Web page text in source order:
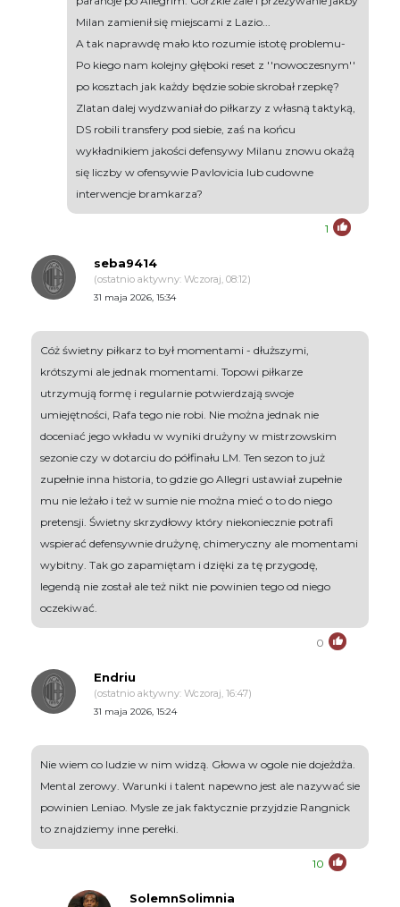
Milan zamienił się miejscami z Lazio...
A tak naprawdę mało kto rozumie istotę problemu-
Po kiego nam kolejny głęboki reset z ''nowoczesnym''
po kosztach jak każdy będzie sobie skrobał rzepkę?
Zlatan dalej wydzwaniał do piłkarzy z własną taktyką,
DS robili transfery pod siebie, zaś na końcu
wykładnikiem jakości defensywy Milanu znowu okażą
się liczby w ofensywie Pavlovicia lub cudowne
interwencje bramkarza?
1
seba9414
(ostatnio aktywny: Wczoraj, 08:12)
31 maja 2026, 15:34
Cóż świetny piłkarz to był momentami - dłuższymi,
krótszymi ale jednak momentami. Topowi piłkarze
utrzymują formę i regularnie potwierdzają swoje
umiejętności, Rafa tego nie robi. Nie można jednak nie
doceniać jego wkładu w wyniki drużyny w mistrzowskim
sezonie czy w dotarciu do półfinału LM. Ten sezon to już
zupełnie inna historia, to gdzie go Allegri ustawiał zupełnie
mu nie leżało i też w sumie nie można mieć o to do niego
pretensji. Świetny skrzydłowy który niekoniecznie potrafi
wspierać defensywnie drużynę, chimeryczny ale momentami
wybitny. Tak go zapamiętam i dzięki za tę przygodę,
legendą nie został ale też nikt nie powinien tego od niego
oczekiwać.
0
Endriu
(ostatnio aktywny: Wczoraj, 16:47)
31 maja 2026, 15:24
Nie wiem co ludzie w nim widzą. Głowa w ogole nie dojeżdża.
Mental zerowy. Warunki i talent napewno jest ale nazywać sie
powinien Leniao. Mysle ze jak faktycznie przyjdzie Rangnick
to znajdziemy inne perełki.
10
SolemnSolimnia